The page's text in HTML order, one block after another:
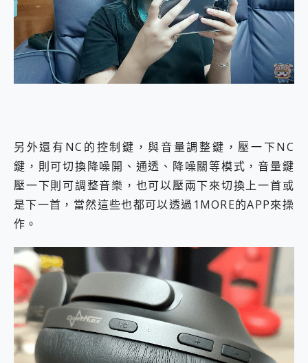
另外還有NC的控制鍵，與音量調整鍵，壓一下NC
鍵，則可切換降噪開、通透、降噪關等模式，音量鍵
壓一下則可調整音樂，也可以壓兩下來切換上一首或
是下一首，當然這些也都可以透過1MORE的APP來操
作。